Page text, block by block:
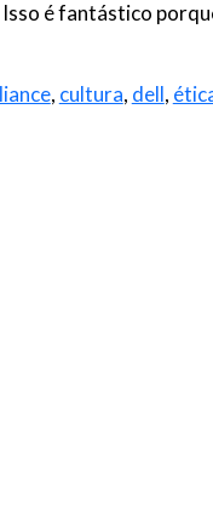
é fantástico
, cultura, dell,